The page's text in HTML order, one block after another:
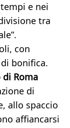
e nei
tra
con
bonifica.
di Roma
di
allo spaccio
affiancarsi